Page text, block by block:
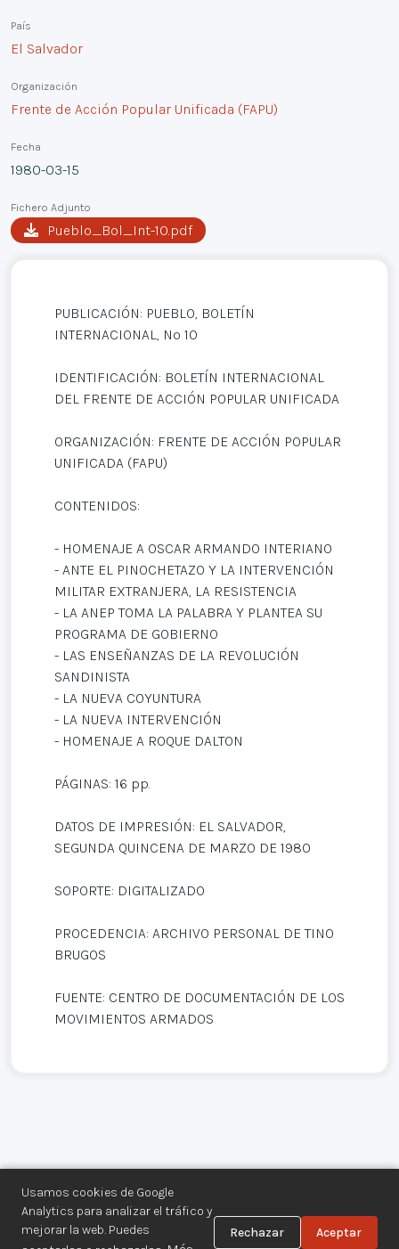
Usamos cookies de Google
Analytics para analizar el tráfico y
mejorar la web. Puedes
Rechazar Aceptar
País
El Salvador
Organización
Frente de Acción Popular Unificada (FAPU)
Fecha
1980-03-15
Fichero Adjunto
Pueblo_Bol_Int-10.pdf
PUBLICACIÓN: PUEBLO, BOLETÍN
INTERNACIONAL, Nº 10
IDENTIFICACIÓN: BOLETÍN INTERNACIONAL
DEL FRENTE DE ACCIÓN POPULAR UNIFICADA
ORGANIZACIÓN: FRENTE DE ACCIÓN POPULAR
UNIFICADA (FAPU)
CONTENIDOS:
- HOMENAJE A OSCAR ARMANDO INTERIANO
- ANTE EL PINOCHETAZO Y LA INTERVENCIÓN
MILITAR EXTRANJERA, LA RESISTENCIA
- LA ANEP TOMA LA PALABRA Y PLANTEA SU
PROGRAMA DE GOBIERNO
- LAS ENSEÑANZAS DE LA REVOLUCIÓN
SANDINISTA
- LA NUEVA COYUNTURA
- LA NUEVA INTERVENCIÓN
- HOMENAJE A ROQUE DALTON
PÁGINAS: 16 pp.
DATOS DE IMPRESIÓN: EL SALVADOR,
SEGUNDA QUINCENA DE MARZO DE 1980
SOPORTE: DIGITALIZADO
PROCEDENCIA: ARCHIVO PERSONAL DE TINO
BRUGOS
FUENTE: CENTRO DE DOCUMENTACIÓN DE LOS
MOVIMIENTOS ARMADOS
Centro de Documentación de los